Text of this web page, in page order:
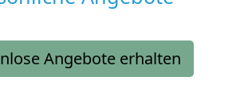
Angebote erhalten